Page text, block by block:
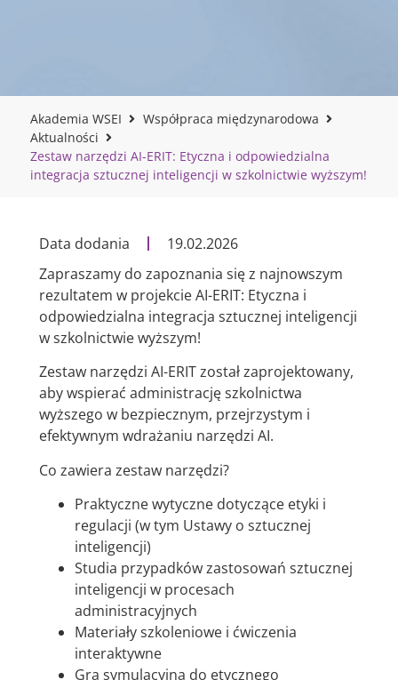
Akademia WSEI
Współpraca międzynarodowa
Aktualności
Zestaw narzędzi AI-ERIT: Etyczna i odpowiedzialna
integracja sztucznej inteligencji w szkolnictwie wyższym!
Data dodania
19.02.2026
Zapraszamy do zapoznania się z najnowszym
rezultatem w projekcie AI-ERIT: Etyczna i
odpowiedzialna integracja sztucznej inteligencji
w szkolnictwie wyższym!
Zestaw narzędzi AI-ERIT został zaprojektowany,
aby wspierać administrację szkolnictwa
wyższego w bezpiecznym, przejrzystym i
efektywnym wdrażaniu narzędzi AI.
Co zawiera zestaw narzędzi?
Praktyczne wytyczne dotyczące etyki i
regulacji (w tym Ustawy o sztucznej
inteligencji)
Studia przypadków zastosowań sztucznej
inteligencji w procesach
administracyjnych
Materiały szkoleniowe i ćwiczenia
interaktywne
Gra symulacyjna do etycznego